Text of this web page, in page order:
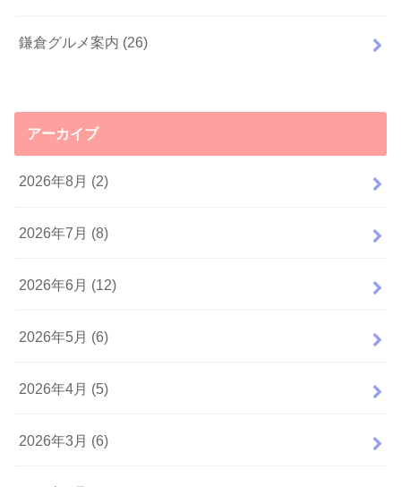
鎌倉グルメ案内 (26)
アーカイブ
2026年8月 (2)
2026年7月 (8)
2026年6月 (12)
2026年5月 (6)
2026年4月 (5)
2026年3月 (6)